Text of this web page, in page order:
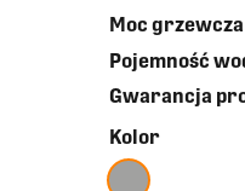
Moc grzewcza
Pojemność
Gwarancja
Kolor